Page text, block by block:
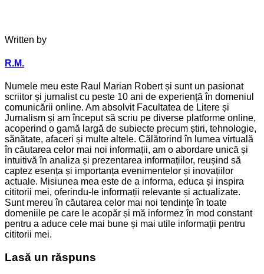
Written by
R.M.
Numele meu este Raul Marian Robert și sunt un pasionat
scriitor și jurnalist cu peste 10 ani de experiență în domeniul
comunicării online. Am absolvit Facultatea de Litere și
Jurnalism și am început să scriu pe diverse platforme online,
acoperind o gamă largă de subiecte precum știri, tehnologie,
sănătate, afaceri și multe altele. Călătorind în lumea virtuală
în căutarea celor mai noi informații, am o abordare unică și
intuitivă în analiza și prezentarea informațiilor, reușind să
captez esența și importanța evenimentelor și inovațiilor
actuale. Misiunea mea este de a informa, educa și inspira
cititorii mei, oferindu-le informații relevante și actualizate.
Sunt mereu în căutarea celor mai noi tendințe în toate
domeniile pe care le acopăr și mă informez în mod constant
pentru a aduce cele mai bune și mai utile informații pentru
cititorii mei.
Lasă un răspuns